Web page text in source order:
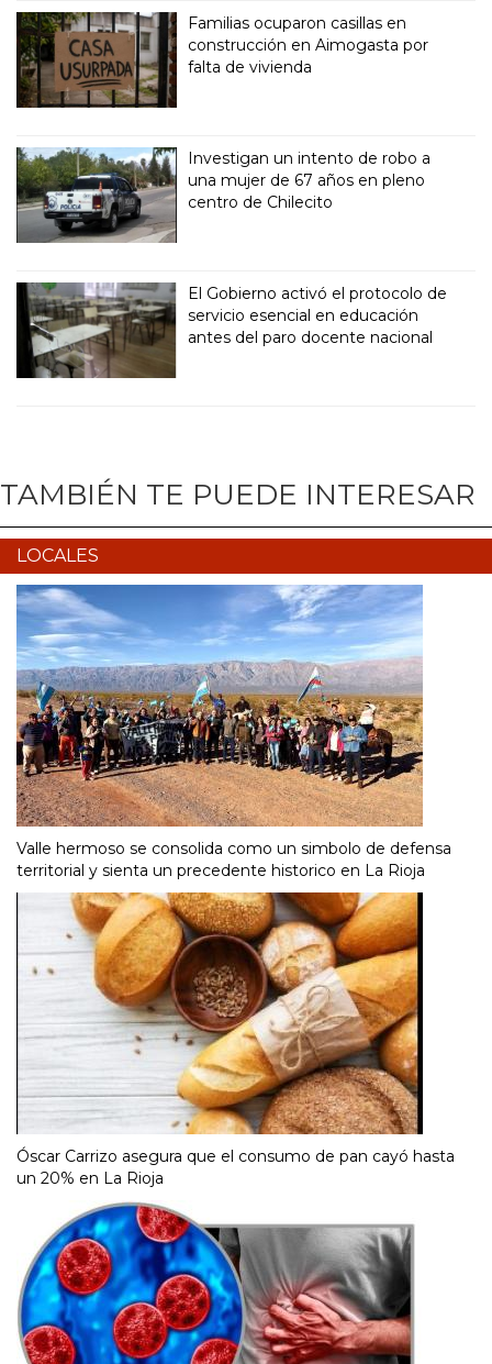
Familias ocuparon casillas en
construcción en Aimogasta por
falta de vivienda
Investigan un intento de robo a
una mujer de 67 años en pleno
centro de Chilecito
El Gobierno activó el protocolo de
servicio esencial en educación
antes del paro docente nacional
TAMBIÉN TE PUEDE INTERESAR
LOCALES
Valle hermoso se consolida como un simbolo de defensa
territorial y sienta un precedente historico en La Rioja
Óscar Carrizo asegura que el consumo de pan cayó hasta
un 20% en La Rioja